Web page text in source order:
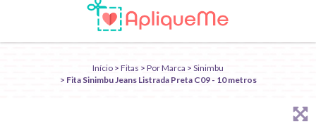
Início > Fitas > Por Marca > Sinimbu
> Fita Sinimbu Jeans Listrada Preta C09 - 10 metros